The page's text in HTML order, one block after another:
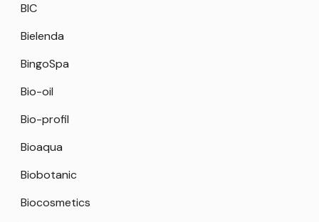
BIC
Bielenda
BingoSpa
Bio-oil
Bio-profil
Bioaqua
Biobotanic
Biocosmetics